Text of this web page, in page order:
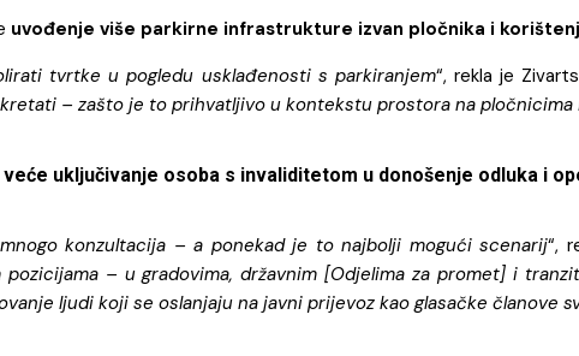
uvođenje više parkirne infrastrukture izvan pločnika i
tvrtke u pogledu usklađenosti s parkiranjem“, rekla je
– zašto je to prihvatljivo u kontekstu prostora na pločnicima
uključivanje osoba s invaliditetom u donošenje odluka i
konzultacija – a ponekad je to najbolji mogući scenarij“,
– u gradovima, državnim [Odjelima za promet] i
ljudi koji se oslanjaju na javni prijevoz kao glasačke članove